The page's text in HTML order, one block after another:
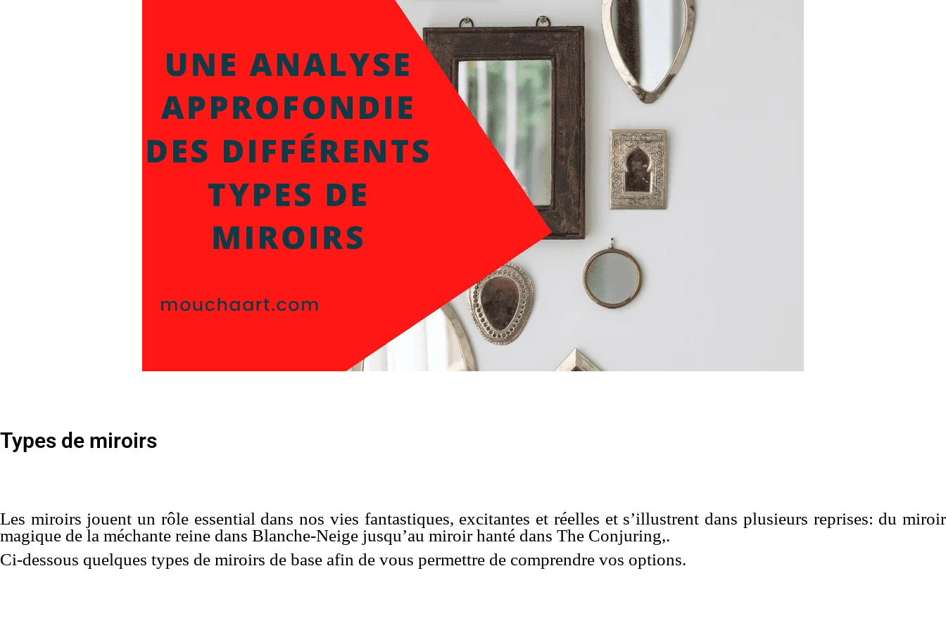
Types de miroirs
Les miroirs jouent un rôle essential dans nos vies fantastiques, excitantes et réelles et s’illustrent dans plusieurs reprises: du miroir
magique de la méchante reine dans Blanche-Neige jusqu’au miroir hanté dans The Conjuring,.
Ci-dessous quelques types de miroirs de base afin de vous permettre de comprendre vos options.